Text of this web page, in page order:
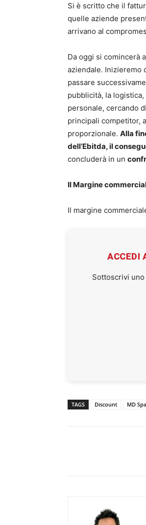
Si è scritto che il
quelle aziende
arrivano al
Da oggi si comincerà
aziendale. Inizieremo
passare
pubblicità, la
personale, cercando
principali competitor,
proporzionale. Alla
dell’Ebitda, il
concluderà in un
Il Margine
Il margine
ACCEDI
Sottoscrivi
TAGS Discount MD Spa